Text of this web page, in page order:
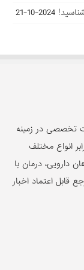
2024-10-21
تخصصی در زمینه
انواع مختلف
دارویی، درمان با
اعتماد اخبار